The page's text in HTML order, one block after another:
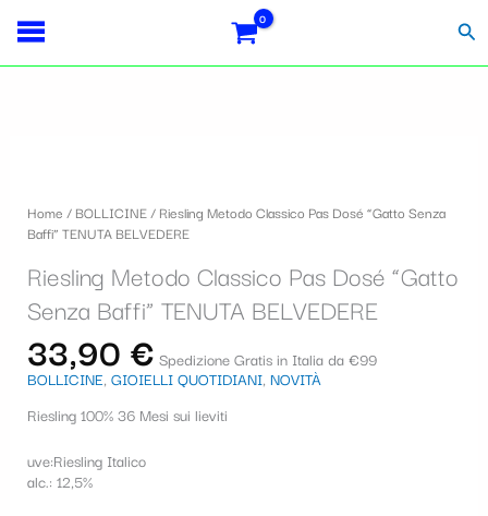
contenuto
Home / BOLLICINE/ Riesling Metodo Classico Pas Dosé “Gatto Senza
Baffi” TENUTA BELVEDERE
Riesling Metodo Classico Pas Dosé “Gatto
Senza Baffi” TENUTA BELVEDERE
33,90 € Spedizione Gratis in Italia da €99
BOLLICINE, GIOIELLI QUOTIDIANI, NOVITÀ
Riesling 100% 36 Mesi sui lieviti
uve:Riesling Italico
alc.: 12,5%
S
o
n
a